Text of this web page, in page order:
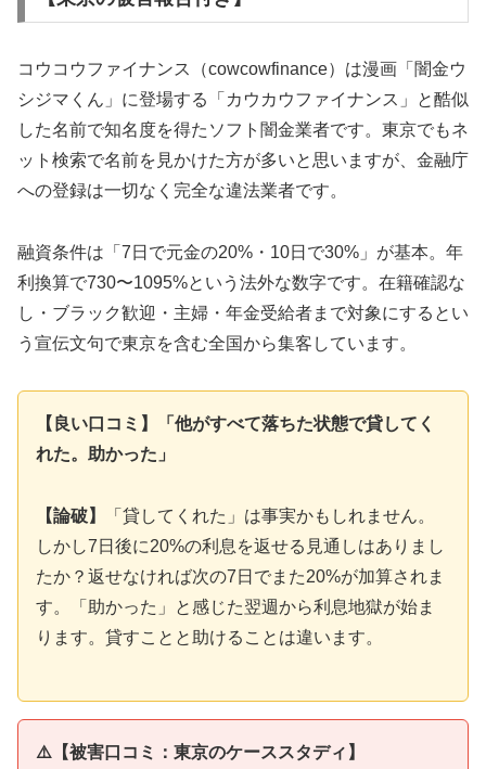
コウコウファイナンス（cowcowfinance）は漫画「闇金ウ
シジマくん」に登場する「カウカウファイナンス」と酷似
した名前で知名度を得たソフト闇金業者です。東京でもネ
ット検索で名前を見かけた方が多いと思いますが、金融庁
への登録は一切なく完全な違法業者です。
融資条件は「7日で元金の20%・10日で30%」が基本。年
利換算で730〜1095%という法外な数字です。在籍確認な
し・ブラック歓迎・主婦・年金受給者まで対象にするとい
う宣伝文句で東京を含む全国から集客しています。
【良い口コミ】「他がすべて落ちた状態で貸してく
れた。助かった」
【論破】
「貸してくれた」は事実かもしれません。
しかし7日後に20%の利息を返せる見通しはありまし
たか？返せなければ次の7日でまた20%が加算されま
す。「助かった」と感じた翌週から利息地獄が始ま
ります。貸すことと助けることは違います。
⚠️【被害口コミ：東京のケーススタディ】